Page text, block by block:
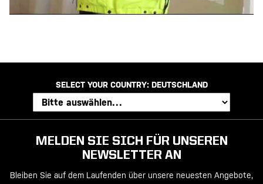
SELECT YOUR COUNTRY: DEUTSCHLAND
MELDEN SIE SICH FÜR UNSEREN
NEWSLETTER AN
Bleiben Sie auf dem Laufenden über unsere neuesten Angebote,